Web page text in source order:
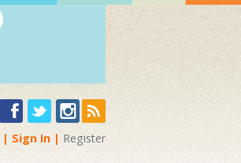
Sign In Register